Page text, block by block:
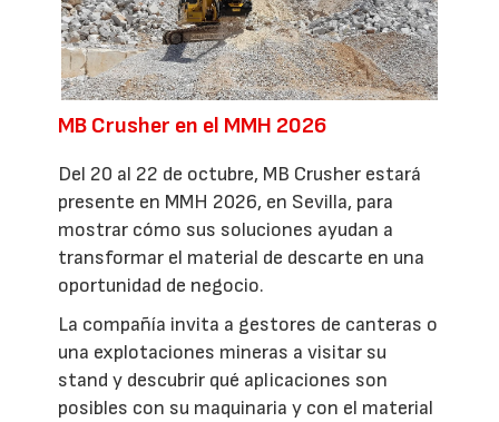
MB Crusher en el MMH 2026
Del 20 al 22 de octubre, MB Crusher estará
presente en MMH 2026, en Sevilla, para
mostrar cómo sus soluciones ayudan a
transformar el material de descarte en una
oportunidad de negocio.
La compañía invita a gestores de canteras o
una explotaciones mineras a visitar su
stand y descubrir qué aplicaciones son
posibles con su maquinaria y con el material